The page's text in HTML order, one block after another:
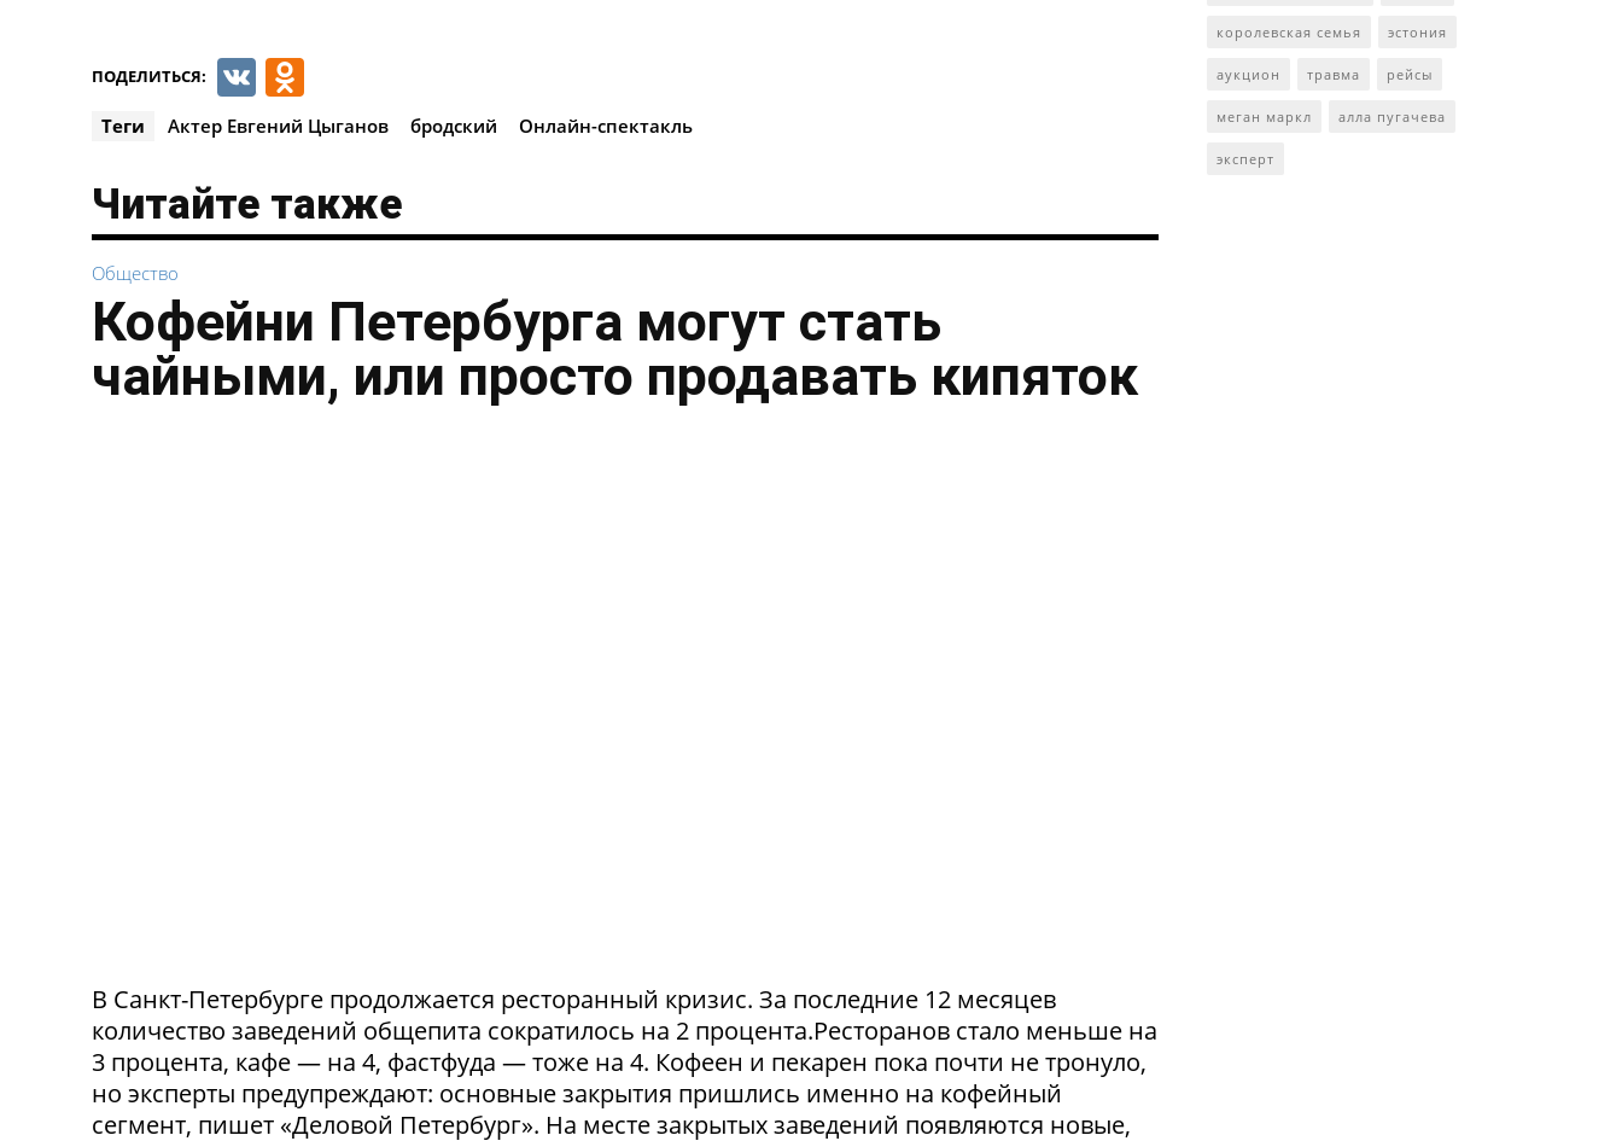
ПОДЕЛИТЬСЯ: VK
Теги Актер Евгений Цыганов бродский Онлайн-спектакль
Читайте также
Общество
Кофейни Петербурга могут стать
чайными, или просто продавать кипяток
В Санкт-Петербурге продолжается ресторанный кризис. За последние 12 месяцев
количество заведений общепита сократилось на 2 процента.Ресторанов стало меньше на
3 процента, кафе — на 4, фастфуда — тоже на 4. Кофеен и пекарен пока почти не тронуло,
но эксперты предупреждают: основные закрытия пришлись именно на кофейный
сегмент, пишет «Деловой Петербург». На месте закрытых заведений появляются новые,
королевская семья эстония
аукцион травма рейсы
меган маркл алла пугачева
эксперт